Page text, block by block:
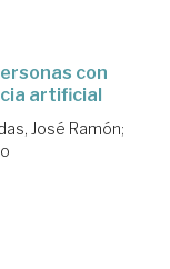
con
artificial
José Ramón;